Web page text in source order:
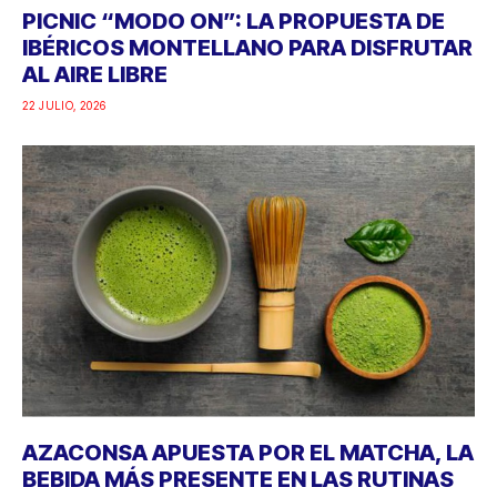
PICNIC “MODO ON”: LA PROPUESTA DE
IBÉRICOS MONTELLANO PARA DISFRUTAR
AL AIRE LIBRE
22 JULIO, 2026
AZACONSA APUESTA POR EL MATCHA, LA
BEBIDA MÁS PRESENTE EN LAS RUTINAS